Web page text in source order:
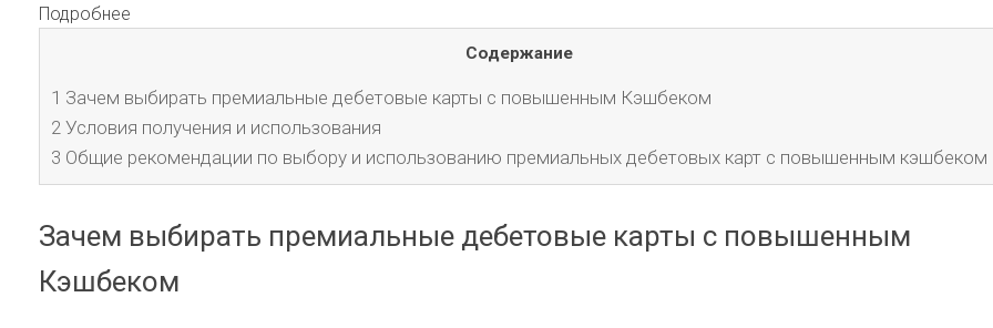
Подробнее
Содержание
1 Зачем выбирать премиальные дебетовые карты с повышенным Кэшбеком
2 Условия получения и использования
3 Общие рекомендации по выбору и использованию премиальных дебетовых карт с повышенным кэшбеком
Зачем выбирать премиальные дебетовые карты с повышенным
Кэшбеком